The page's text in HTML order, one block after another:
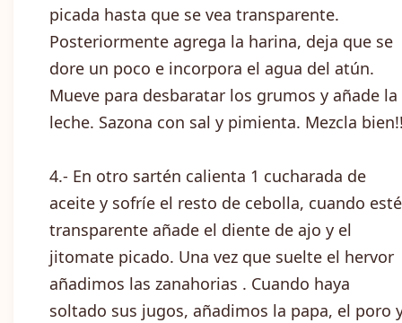
picada hasta que se vea transparente.
Posteriormente agrega la harina, deja que se
dore un poco e incorpora el agua del atún.
Mueve para desbaratar los grumos y añade la
leche. Sazona con sal y pimienta. Mezcla
4.- En otro sartén calienta 1 cucharada de
aceite y sofríe el resto de cebolla, cuando esté
transparente añade el diente de ajo y el
jitomate picado. Una vez que suelte el hervor
añadimos las zanahorias . Cuando haya
soltado sus jugos, añadimos la papa, el poro